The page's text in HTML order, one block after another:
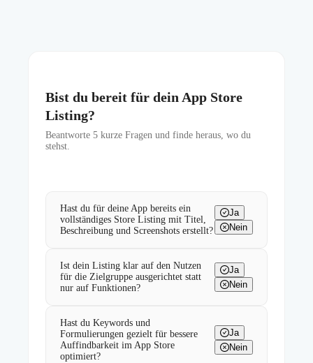
Bist du bereit für dein App Store
Listing?
Beantworte 5 kurze Fragen und finde heraus, wo du
stehst.
Hast du für deine App bereits ein
vollständiges Store Listing mit Titel,
Beschreibung und Screenshots erstellt?
Ja
Nein
Ist dein Listing klar auf den Nutzen
für die Zielgruppe ausgerichtet statt
nur auf Funktionen?
Ja
Nein
Hast du Keywords und
Formulierungen gezielt für bessere
Auffindbarkeit im App Store
optimiert?
Ja
Nein